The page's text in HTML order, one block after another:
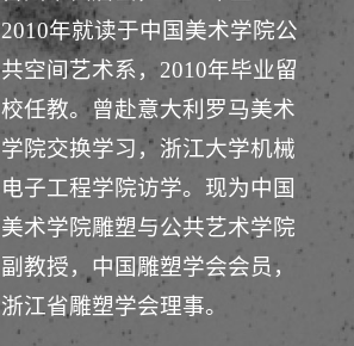
2010年就读于中国美术学院公
共空间艺术系，2010年毕业留
校任教。曾赴意大利罗马美术
学院交换学习，浙江大学机械
电子工程学院访学。现为中国
美术学院雕塑与公共艺术学院
副教授，中国雕塑学会会员，
浙江省雕塑学会理事。